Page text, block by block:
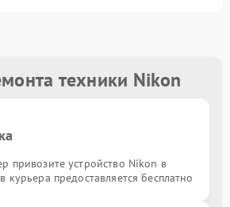
техники Nikon
привозите устройство Nikon в
курьера предоставляется бесплатно